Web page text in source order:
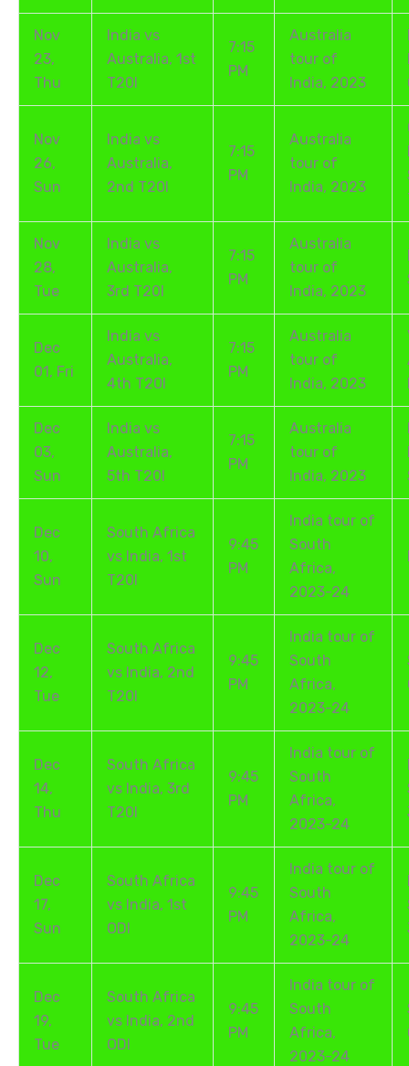
Nov
23,
Thu
India vs
Australia, 1st
T20I
7:15
PM
Australia
tour of
India, 2023
Nov
26,
Sun
India vs
Australia,
2nd T20I
7:15
PM
Australia
tour of
India, 2023
Nov
28,
Tue
India vs
Australia,
3rd T20I
7:15
PM
Australia
tour of
India, 2023
Dec
01, Fri
India vs
Australia,
4th T20I
7:15
PM
Australia
tour of
India, 2023
Dec
03,
Sun
India vs
Australia,
5th T20I
7:15
PM
Australia
tour of
India, 2023
Dec
10,
Sun
South Africa
vs India, 1st
T20I
9:45
PM
India tour of
South
Africa,
2023-24
Dec
12,
Tue
South Africa
vs India, 2nd
T20I
9:45
PM
India tour of
South
Africa,
2023-24
Dec
14,
Thu
South Africa
vs India, 3rd
T20I
9:45
PM
India tour of
South
Africa,
2023-24
Dec
17,
Sun
South Africa
vs India, 1st
ODI
9:45
PM
India tour of
South
Africa,
2023-24
Dec
19,
Tue
South Africa
vs India, 2nd
ODI
9:45
PM
India tour of
South
Africa,
2023-24